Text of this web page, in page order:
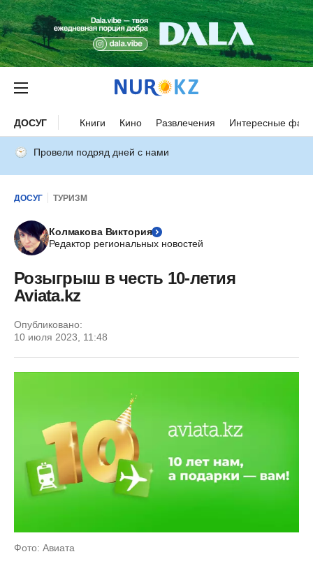
ДОСУГ Книги Кино Развлечения Интересные
Провели подряд дней с нами
ДОСУГ ТУРИЗМ
Колмакова Виктория
Редактор региональных новостей
Розыгрыш в честь 10-летия
Aviata.kz
Опубликовано:
10 июля 2023, 11:48
Фото: Авиата